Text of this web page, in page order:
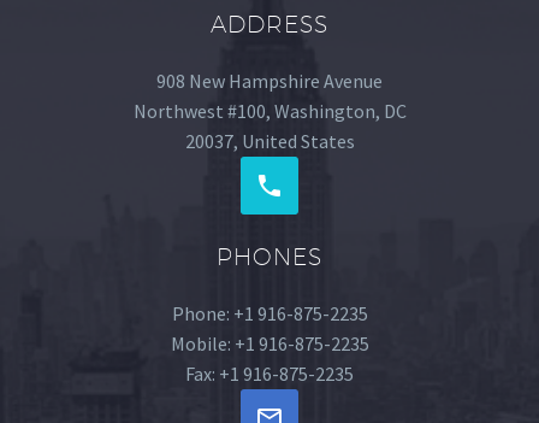
ADDRESS
908 New Hampshire Avenue
Northwest #100, Washington, DC
20037, United States
PHONES
Phone: +1 916-875-2235
Mobile: +1 916-875-2235
Fax: +1 916-875-2235